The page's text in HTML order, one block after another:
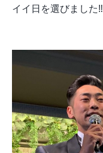
イイ日を選びました‼︎